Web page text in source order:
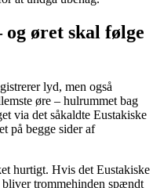
øret skal følge
lyd, men også
øre – hulrummet bag
via det såkaldte Eustakiske
på begge sider af
hurtigt. Hvis det Eustakiske
trommehinden spændt